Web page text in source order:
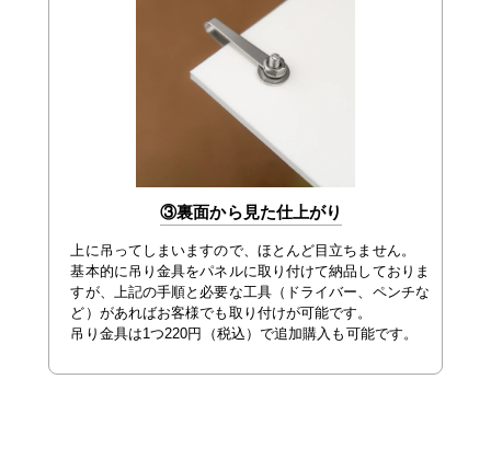
③裏面から見た仕上がり
上に吊ってしまいますので、ほとんど目立ちません。
基本的に吊り金具をパネルに取り付けて納品しておりま
すが、上記の手順と必要な工具（ドライバー、ペンチな
ど）があればお客様でも取り付けが可能です。
吊り金具は1つ220円（税込）で追加購入も可能です。